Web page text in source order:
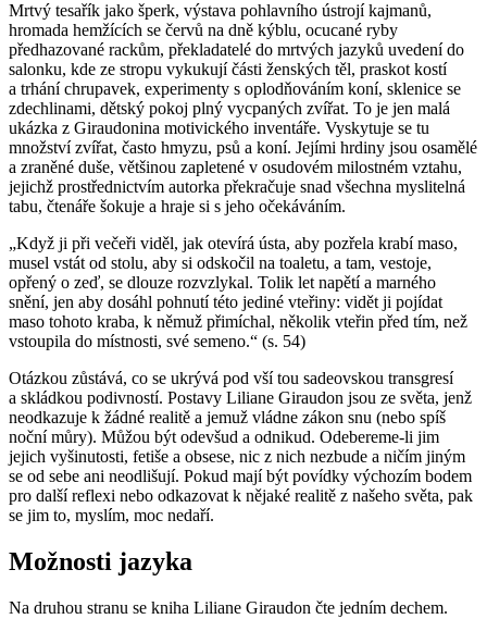
Mrtvý tesařík jako šperk, výstava pohlavního ústrojí kajmanů,
hromada hemžících se červů na dně kýblu, ocucané ryby
předhazované rackům, překladatelé do mrtvých jazyků uvedení do
salonku, kde ze stropu vykukují části ženských těl, praskot kostí
a trhání chrupavek, experimenty s oplodňováním koní, sklenice se
zdechlinami, dětský pokoj plný vycpaných zvířat. To je jen malá
ukázka z Giraudonina motivického inventáře. Vyskytuje se tu
množství zvířat, často hmyzu, psů a koní. Jejími hrdiny jsou osamělé
a zraněné duše, většinou zapletené v osudovém milostném vztahu,
jejichž prostřednictvím autorka překračuje snad všechna myslitelná
tabu, čtenáře šokuje a hraje si s jeho očekáváním.
„Když ji při večeři viděl, jak otevírá ústa, aby pozřela krabí maso,
musel vstát od stolu, aby si odskočil na toaletu, a tam, vestoje,
opřený o zeď, se dlouze rozvzlykal. Tolik let napětí a marného
snění, jen aby dosáhl pohnutí této jediné vteřiny: vidět ji pojídat
maso tohoto kraba, k němuž přimíchal, několik vteřin před tím, než
vstoupila do místnosti, své semeno.“ (s. 54)
Otázkou zůstává, co se ukrývá pod vší tou sadeovskou transgresí
a skládkou podivností. Postavy Liliane Giraudon jsou ze světa, jenž
neodkazuje k žádné realitě a jemuž vládne zákon snu (nebo spíš
noční můry). Můžou být odevšud a odnikud. Odebereme-li jim
jejich vyšinutosti, fetiše a obsese, nic z nich nezbude a ničím jiným
se od sebe ani neodlišují. Pokud mají být povídky výchozím bodem
pro další reflexi nebo odkazovat k nějaké realitě z našeho světa, pak
se jim to, myslím, moc nedaří.
Možnosti jazyka
Na druhou stranu se kniha Liliane Giraudon čte jedním dechem.